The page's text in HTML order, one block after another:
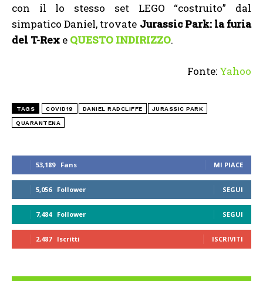
53,189 Fans MI PIACE
5,056 Follower SEGUI
7,484 Follower SEGUI
2,487 Iscritti ISCRIVITI
con il lo stesso set LEGO “costruito” dal
simpatico Daniel, trovate Jurassic Park: la furia
del T-Rex e QUESTO INDIRIZZO.
Fonte: Yahoo
TAGS COVID19 DANIEL RADCLIFFE JURASSIC PARK
QUARANTENA